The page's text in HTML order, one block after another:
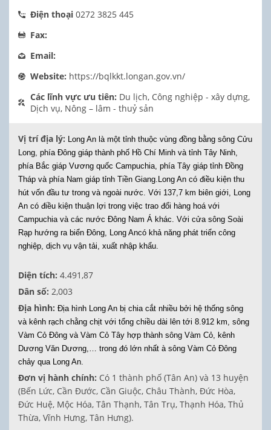
Điện thoại 0272 3825 445
Fax:
Email:
Website: https://bqlkkt.longan.gov.vn/
Các lĩnh vực ưu tiên: Du lịch, Công nghiệp - xây dựng,
Dịch vụ, Nông – lâm - thuỷ sản
Vị trí địa lý: Long An là một tỉnh thuộc vùng đồng bằng sông Cửu
Long, phía Đông giáp thành phố Hồ Chí Minh và tỉnh Tây Ninh,
phía Bắc giáp Vương quốc Campuchia, phía Tây giáp tỉnh Đồng
Tháp và phía Nam giáp tỉnh Tiền Giang.Long An có điều kiện thu
hút vốn đầu tư trong và ngoài nước. Với 137,7 km biên giới, Long
An có điều kiện thuận lợi trong việc trao đổi hàng hoá với
Campuchia và các nước Đông Nam Á khác. Với cửa sông Soài
Rạp hướng ra biển Đông, Long Ancó khả năng phát triển công
nghiệp, dịch vụ vận tải, xuất nhập khẩu.
Diện tích: 4.491,87
Dân số: 2,003
Địa hình: Địa hình Long An bị chia cắt nhiều bởi hệ thống sông
và kênh rạch chằng chịt với tổng chiều dài lên tới 8.912 km, sông
Vàm Cỏ Đông và Vàm Cỏ Tây hợp thành sông Vàm Cỏ, kênh
Dương Văn Dương,… trong đó lớn nhất à sông Vàm Cỏ Đông
chảy qua Long An.
Đơn vị hành chính: Có 1 thành phố (Tân An) và 13 huyện
(Bến Lức, Cần Đước, Cần Giuộc, Châu Thành, Đức Hòa,
Đức Huệ, Mộc Hóa, Tân Thạnh, Tân Trụ, Thạnh Hóa, Thủ
Thừa, Vĩnh Hưng, Tân Hưng).